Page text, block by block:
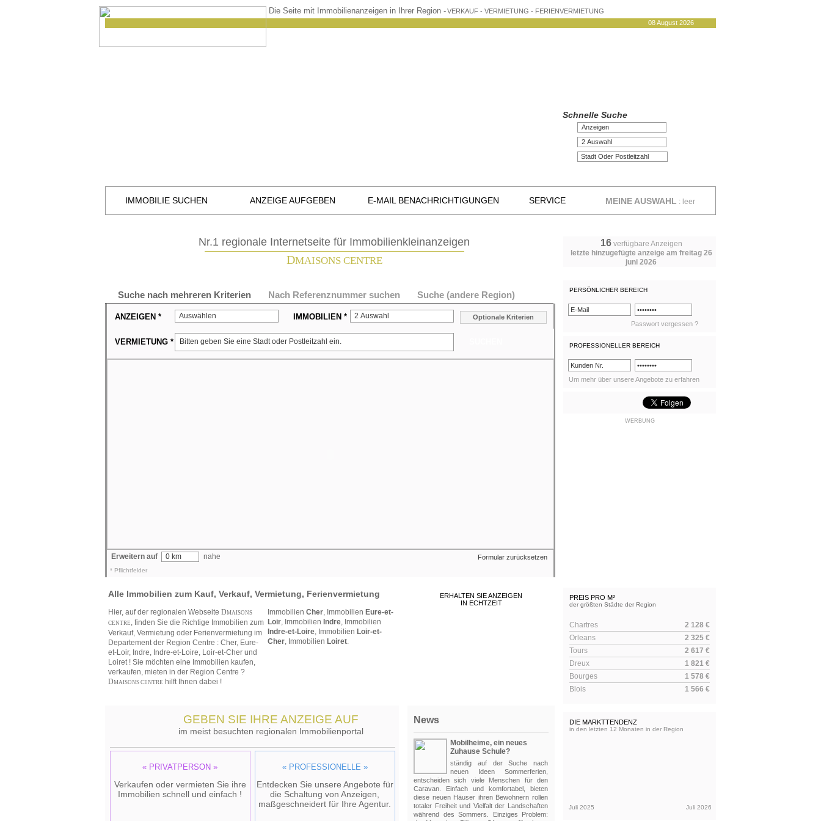
Die Seite mit Immobilienanzeigen in Ihrer Region -VERKAUF - VERMIETUNG - FERIENVERMIETUNG
08 August 2026
Schnelle Suche
Anzeigen
2 Auswahl
IMMOBILIE SUCHEN ANZEIGE AUFGEBEN E-MAIL BENACHRICHTIGUNGEN SERVICE MEINE AUSWAHL : leer
Nr.1 regionale Internetseite für Immobilienkleinanzeigen
DMAISONS CENTRE
Suche nach mehreren Kriterien Nach Referenznummer suchen Suche (andere Region)
ANZEIGEN * Auswählen IMMOBILIEN * 2 Auswahl Optionale Kriterien
VERMIETUNG *
Erweitern auf 0 km nahe Formular zurücksetzen
* Pflichtfelder
Alle Immobilien zum Kauf, Verkauf, Vermietung, Ferienvermietung
Hier, auf der regionalen Webseite DMAISONS
CENTRE , finden Sie die Richtige Immobilien zum
Verkauf, Vermietung oder Ferienvermietung im
Departement der Region Centre : Cher, Eure-
et-Loir, Indre, Indre-et-Loire, Loir-et-Cher und
Loiret ! Sie möchten eine Immobilien kaufen,
verkaufen, mieten in der Region Centre ?
DMAISONS CENTRE hilft Ihnen dabei !
Immobilien Cher, Immobilien Eure-et-
Loir, Immobilien Indre, Immobilien
Indre-et-Loire, Immobilien Loir-et-
Cher, Immobilien Loiret.
GEBEN SIE IHRE ANZEIGE AUF
im meist besuchten regionalen Immobilienportal
« PRIVATPERSON »
Verkaufen oder vermieten Sie ihre
Immobilien schnell und einfach !
« PROFESSIONELLE »
Entdecken Sie unsere Angebote für
die Schaltung von Anzeigen,
maßgeschneidert für Ihre Agentur.
ERHALTEN SIE ANZEIGEN
IN ECHTZEIT
News
Mobilheime, ein neues
Zuhause Schule?
ständig auf der Suche nach
neuen Ideen Sommerferien,
entscheiden sich viele Menschen für den
Caravan. Einfach und komfortabel, bieten
diese neuen Häuser ihren Bewohnern rollen
totaler Freiheit und Vielfalt der Landschaften
während des Sommers. Einziges Problem:
16verfügbare Anzeigen
letzte hinzugefügte anzeige am freitag 26
juni 2026
PERSÖNLICHER BEREICH
Passwort vergessen ?
PROFESSIONELLER BEREICH
Um mehr über unsere Angebote zu erfahren
WERBUNG
PREIS PRO M²
der größten Städte der Region
Chartres
2 128 €
Orleans
2 325 €
Tours
2 617 €
Dreux
1 821 €
Bourges
1 578 €
Blois
1 566 €
DIE MARKTTENDENZ
in den letzten 12 Monaten in der Region
Juli 2025 Juli 2026